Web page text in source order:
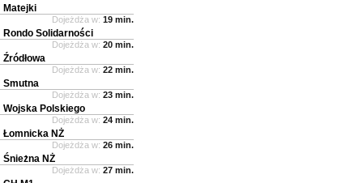
Matejki
Dojeżdża w: 19 min.
Rondo Solidarności
Dojeżdża w: 20 min.
Źródłowa
Dojeżdża w: 22 min.
Smutna
Dojeżdża w: 23 min.
Wojska Polskiego
Dojeżdża w: 24 min.
Łomnicka NŻ
Dojeżdża w: 26 min.
Śnieżna NŻ
Dojeżdża w: 27 min.